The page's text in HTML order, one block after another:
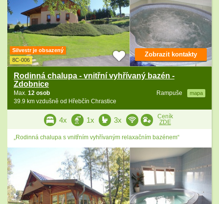
Silvestr je obsazený
8C-006
Rodinná chalupa - vnitřní vyhřívaný bazén -
Zdobnice
Rampuše mapa
Max. 12 osob
39.9 km vzdušně od Hřebčín Chrastice
Zobrazit kontakty
4x 1x 3x
Ceník
ZDE
„Rodinná chalupa s vnitřním vyhřívaným relaxačním bazénem“